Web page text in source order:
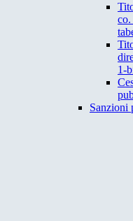
co.
1-
Sanzioni